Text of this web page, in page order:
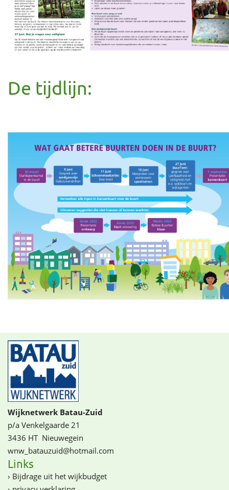
De tijdlijn:
Wijknetwerk Batau-Zuid
p/a Venkelgaarde 21
3436 HT Nieuwegein
wnw_batauzuid@­­hotmail.com
Links
› Bijdrage uit het wijkbudget